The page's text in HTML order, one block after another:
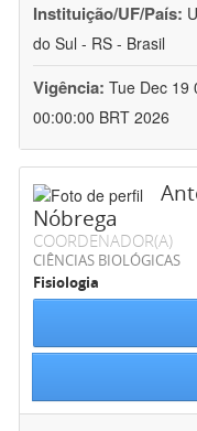
Instituição/UF/País:
do Sul - RS - Brasil
Vigência: Tue Dec 19
00:00:00 BRT 2026
Nóbrega
COORDENADOR(A)
CIÊNCIAS BIOLÓGICAS
Fisiologia